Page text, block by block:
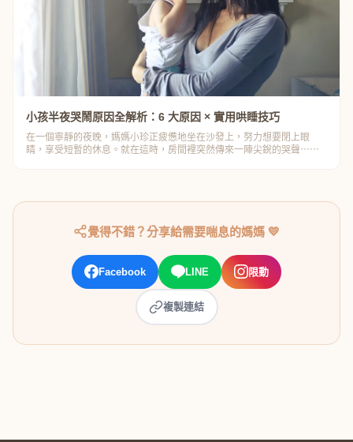
小孩半夜哭鬧原因全解析：6 大原因 × 實用哄睡技巧
在一個寧靜的夜晚，媽媽小珍正疲憊地坐在沙發上，努力想要閉上眼
睛，享受短暫的休息。就在這時，房間裡突然傳來一陣尖銳的哭聲⋯⋯
覺得不錯？分享給需要喘息的媽媽 💛
Facebook LINE 限動
複製連結